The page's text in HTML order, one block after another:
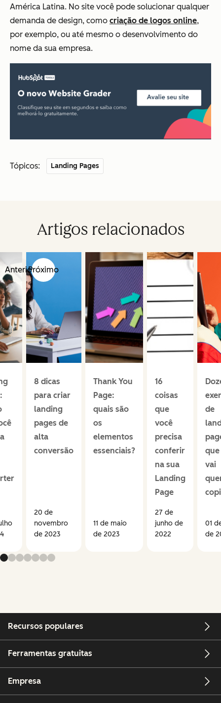
América Latina. No site você pode solucionar qualquer
demanda de design, como criação de logos online,
por exemplo, ou até mesmo o desenvolvimento do
nome da sua empresa.
Tópicos: Landing Pages
Artigos relacionados
AnteriorPróximo
8 dicas
para criar
landing
pages de
alta
conversão
20 de
novembro
de 2023
Thank You
Page:
quais são
os
elementos
essenciais?
11 de maio
de 2023
16
coisas
que
você
precisa
conferir
na sua
Landing
Page
27 de
junho de
2022
de
que
vai
01
de
Recursos populares
Ferramentas gratuitas
Empresa